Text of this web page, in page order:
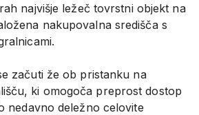
najvišje ležeč tovrstni objekt na
nakupovalna središča s
začuti že ob pristanku na
ki omogoča preprost dostop
nedavno deležno celovite